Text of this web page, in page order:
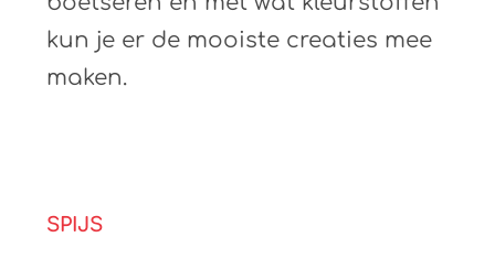
kun je er de mooiste creaties mee
maken.
SPIJS